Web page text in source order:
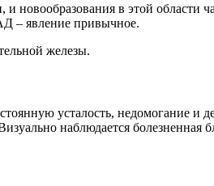
новообразования в этой области
– явление привычное.
железы.
усталость, недомогание и
наблюдается болезненная